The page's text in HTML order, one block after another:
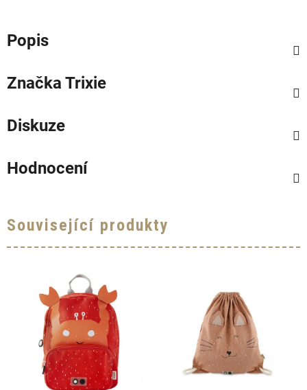
Popis
Značka Trixie
Diskuze
Hodnocení
Související produkty